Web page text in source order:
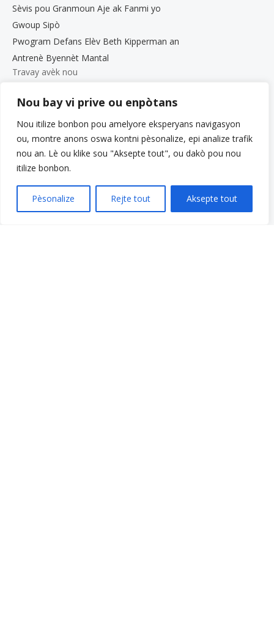
Nou bay vi prive ou enpòtans
Nou itilize bonbon pou amelyore eksperyans navigasyon
ou, montre anons oswa kontni pèsonalize, epi analize trafik
nou an. Lè ou klike sou "Aksepte tout", ou dakò pou nou
itilize bonbon.
Pèsonalize Rejte tout Aksepte tout
Sèvis pou Granmoun Aje ak Fanmi yo
Gwoup Sipò
Pwogram Defans Elèv Beth Kipperman an
Antrenè Byennèt Mantal
Travay avèk nou
Opòtinite Travay
Pwogram Estaj pou Etidyan Gradye
Meni rapid
Fè yon don
Kesyon yo poze souvan
Resous
Sèvis yo